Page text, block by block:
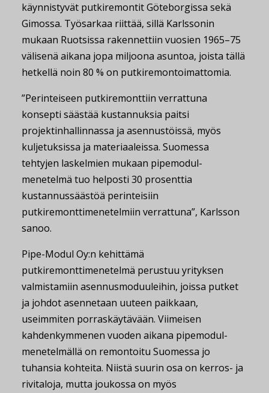
käynnistyvät putkiremontit Göteborgissa sekä
Gimossa. Työsarkaa riittää, sillä Karlssonin
mukaan Ruotsissa rakennettiin vuosien 1965–75
välisenä aikana jopa miljoona asuntoa, joista tällä
hetkellä noin 80 % on putkiremontoimattomia.
”Perinteiseen putkiremonttiin verrattuna
konsepti säästää kustannuksia paitsi
projektinhallinnassa ja asennustöissä, myös
kuljetuksissa ja materiaaleissa. Suomessa
tehtyjen laskelmien mukaan pipemodul-
menetelmä tuo helposti 30 prosenttia
kustannussäästöä perinteisiin
putkiremonttimenetelmiin verrattuna”, Karlsson
sanoo.
Pipe-Modul Oy:n kehittämä
putkiremonttimenetelmä perustuu yrityksen
valmistamiin asennusmoduuleihin, joissa putket
ja johdot asennetaan uuteen paikkaan,
useimmiten porraskäytävään. Viimeisen
kahdenkymmenen vuoden aikana pipemodul-
menetelmällä on remontoitu Suomessa jo
tuhansia kohteita. Niistä suurin osa on kerros- ja
rivitaloja, mutta joukossa on myös